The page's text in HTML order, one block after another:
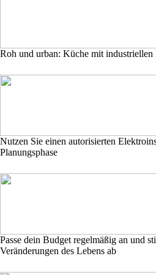
Roh und urban: Küche mit industriellen
Nutzen Sie einen autorisierten
Planungsphase
Passe dein Budget regelmäßig an und
Veränderungen des Lebens ab